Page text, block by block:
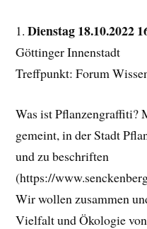
1.Dienstag 18.10.2022
Göttinger Innenstadt
Treffpunkt: Forum
Was ist Pflanzengraffiti?
gemeint, in der Stadt
und zu beschriften
(https://
Wir wollen zusammen
Vielfalt und Ökologie